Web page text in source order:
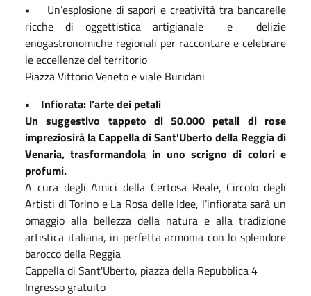
• Un’esplosione di sapori e creatività tra bancarelle
ricche di oggettistica artigianale e delizie
enogastronomiche regionali per raccontare e celebrare
le eccellenze del territorio
Piazza Vittorio Veneto e viale Buridani
• Infiorata: l’arte dei petali
Un suggestivo tappeto di 50.000 petali di rose
impreziosirà la Cappella di Sant'Uberto della Reggia di
Venaria, trasformandola in uno scrigno di colori e
profumi.
A cura degli Amici della Certosa Reale, Circolo degli
Artisti di Torino e La Rosa delle Idee, l’infiorata sarà un
omaggio alla bellezza della natura e alla tradizione
artistica italiana, in perfetta armonia con lo splendore
barocco della Reggia
Cappella di Sant'Uberto, piazza della Repubblica 4
Ingresso gratuito